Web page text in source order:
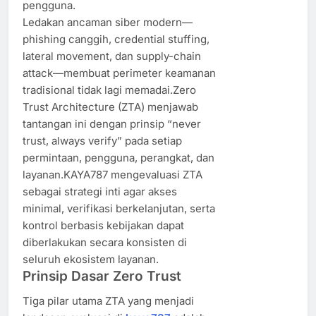
pengguna.
Ledakan ancaman siber modern—
phishing canggih, credential stuffing,
lateral movement, dan supply-chain
attack—membuat perimeter keamanan
tradisional tidak lagi memadai.Zero
Trust Architecture (ZTA) menjawab
tantangan ini dengan prinsip “never
trust, always verify” pada setiap
permintaan, pengguna, perangkat, dan
layanan.KAYA787 mengevaluasi ZTA
sebagai strategi inti agar akses
minimal, verifikasi berkelanjutan, serta
kontrol berbasis kebijakan dapat
diberlakukan secara konsisten di
seluruh ekosistem layanan.
Prinsip Dasar Zero Trust
Tiga pilar utama ZTA yang menjadi